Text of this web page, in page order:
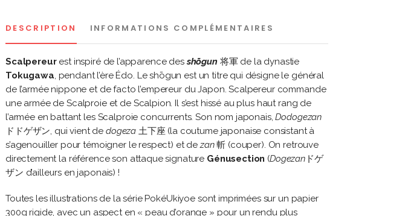
DESCRIPTION INFORMATIONS COMPLÉMENTAIRES
Scalpereurest inspiré de l’apparence desshōgun 将軍 de la dynastie
Tokugawa, pendant l’ère Édo. Le shōgun est un titre qui désigne le général
de l’armée nippone et de facto l’empereur du Japon. Scalpereur commande
une armée de Scalproie et de Scalpion. Il s’est hissé au plus haut rang de
l’armée en battant les Scalproie concurrents. Son nom japonais,Dodogezan
ドドゲザン, qui vient de dogeza 土下座 (la coutume japonaise consistant à
s’agenouiller pour témoigner le respect) et dezan斬 (couper). On retrouve
directement la référence son attaque signature Génusection (Dogezanドゲ
ザン d’ailleurs en japonais) !
Toutes les illustrations de la série PokéUkiyoe sont imprimées sur un papier
300g rigide, avec un aspect en « peau d’orange » pour un rendu plus